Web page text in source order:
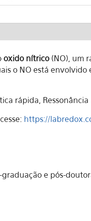
oxido nítrico(NO), um
o NO está
rápida,
https://
e pós-